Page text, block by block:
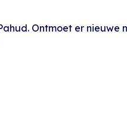
Ontmoet er nieuwe